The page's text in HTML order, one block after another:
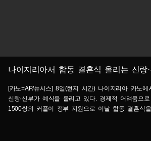
나이지리아서 합동 결혼식 올리는 신랑·
[카노=AP/뉴시스] 8일(현지 시간) 나이지리아 카노
신랑·신부가 예식을 올리고 있다. 경제적 어려움으
1500쌍의 커플이 정부 지원으로 이날 합동 결혼식